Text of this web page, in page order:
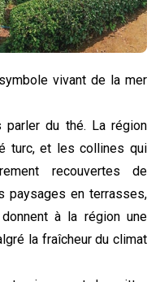
vivant de la mer
parler du thé. La région
turc, et les collines qui
recouvertes de
paysages en terrasses,
à la région une
la fraîcheur du climat